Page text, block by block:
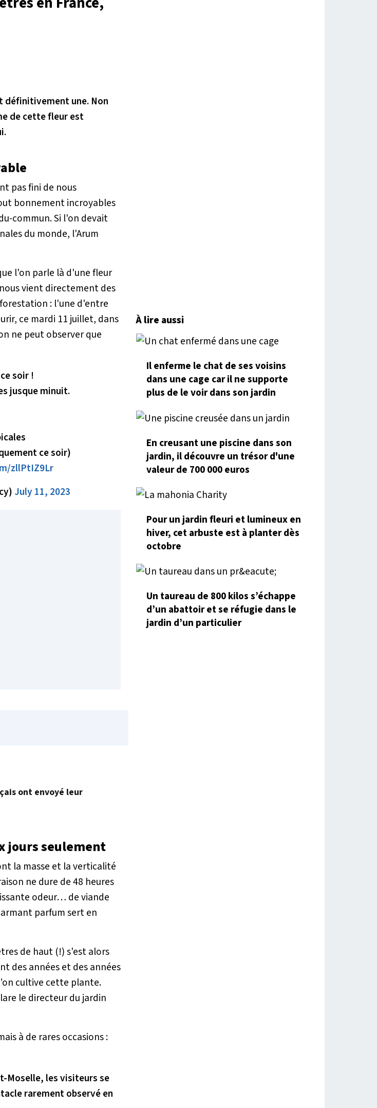
définitivement une. Non
de cette fleur est
pas fini de nous
bonnement incroyables
commun. Si l'on devait
du monde, l'Arum
l'on parle là d'une fleur
vient directement des
: l'une d'entre
ce mardi 11 juillet, dans
ne peut observer que
soir !
jusque minuit.
ce soir)
zllPtIZ9Lr
July 11, 2023
ont envoyé leur
jours seulement
la masse et la verticalité
ne dure de 48 heures
odeur… de viande
parfum sert en
de haut (!) s'est alors
des années et des années
cultive cette plante.
le directeur du jardin
à de rares occasions :
Moselle, les visiteurs se
rarement observé en
À lire aussi
Il enferme le chat de ses voisins
dans une cage car il ne supporte
plus de le voir dans son jardin
En creusant une piscine dans son
jardin, il découvre un trésor d'une
valeur de 700 000 euros
Pour un jardin fleuri et lumineux en
hiver, cet arbuste est à planter dès
octobre
Un taureau de 800 kilos s’échappe
d’un abattoir et se réfugie dans le
jardin d’un particulier